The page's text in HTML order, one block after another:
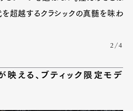
超越するクラシックの真髄を味わ
2/4
える、ブティック限定モデ